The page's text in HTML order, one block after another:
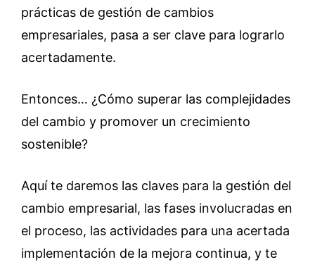
prácticas de gestión de cambios
empresariales, pasa a ser clave para lograrlo
acertadamente.
Entonces… ¿Cómo superar las complejidades
del cambio y promover un crecimiento
sostenible?
Aquí te daremos las claves para la gestión del
cambio empresarial, las fases involucradas en
el proceso, las actividades para una acertada
implementación de la mejora continua, y te